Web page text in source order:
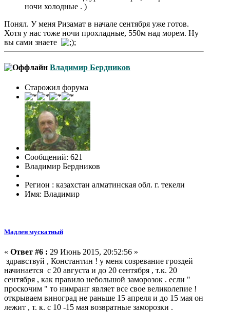
ночи холодные . )
Понял. У меня Ризамат в начале сентября уже готов.
Хотя у нас тоже ночи прохладные, 550м над морем. Ну
вы сами знаете
Владимир Бердников
Старожил форума
Сообщений: 621
Владимир Бердников
Регион : казахстан алматинская обл. г. текели
Имя: Владимир
Мадлен мускатный
« Ответ #6 : 29 Июнь 2015, 20:52:56 »
здравствуй , Константин ! у меня созревание гроздей
начинается с 20 августа и до 20 сентября , т.к. 20
сентября , как правило небольшой заморозок . если "
проскочим " то нимранг являет все свое великолепие !
открываем виноград не раньше 15 апреля и до 15 мая он
лежит , т. к. с 10 -15 мая возвратные заморозки .